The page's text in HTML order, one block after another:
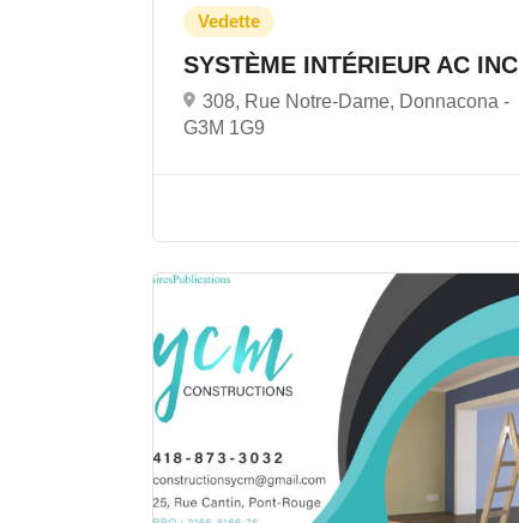
SYSTÈME INTÉRIEUR AC INC
308, Rue Notre-Dame, Donnacona -
G3M 1G9